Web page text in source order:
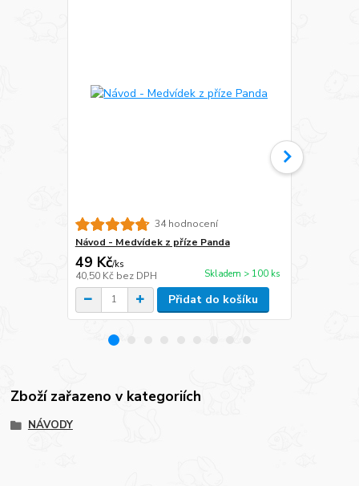
34 hodnocení
Návod - Medvídek z příze Panda
49 Kč/ks
40,50 Kč bez DPH Skladem > 100 ks
Přidat do košíku
Zboží zařazeno v kategoriích
NÁVODY